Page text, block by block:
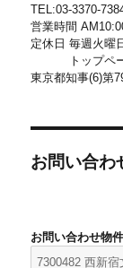
TEL:03-3370-
営業時間
定休日 毎週火曜
トップページ
東京都知事(6)第
お問い合わ
お問い合わせ物